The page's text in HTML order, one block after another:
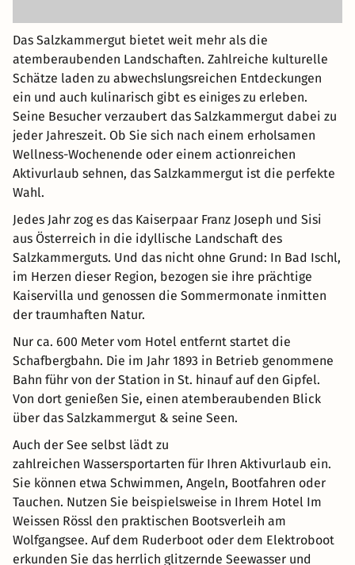
Das Salzkammergut bietet weit mehr als die
atemberaubenden Landschaften. Zahlreiche kulturelle
Schätze laden zu abwechslungsreichen Entdeckungen
ein und auch kulinarisch gibt es einiges zu erleben.
Seine Besucher verzaubert das Salzkammergut dabei zu
jeder Jahreszeit. Ob Sie sich nach einem erholsamen
Wellness-Wochenende oder einem actionreichen
Aktivurlaub sehnen, das Salzkammergut ist die perfekte
Wahl.
Jedes Jahr zog es das Kaiserpaar Franz Joseph und Sisi
aus Österreich in die idyllische Landschaft des
Salzkammerguts. Und das nicht ohne Grund: In Bad Ischl,
im Herzen dieser Region, bezogen sie ihre prächtige
Kaiservilla und genossen die Sommermonate inmitten
der traumhaften Natur.
Nur ca. 600 Meter vom Hotel entfernt startet die
Schafbergbahn. Die im Jahr 1893 in Betrieb genommene
Bahn führ von der Station in St. hinauf auf den Gipfel.
Von dort genießen Sie, einen atemberaubenden Blick
über das Salzkammergut & seine Seen.
Auch der See selbst lädt zu
zahlreichen Wassersportarten für Ihren Aktivurlaub ein.
Sie können etwa Schwimmen, Angeln, Bootfahren oder
Tauchen. Nutzen Sie beispielsweise in Ihrem Hotel Im
Weissen Rössl den praktischen Bootsverleih am
Wolfgangsee. Auf dem Ruderboot oder dem Elektroboot
erkunden Sie das herrlich glitzernde Seewasser und